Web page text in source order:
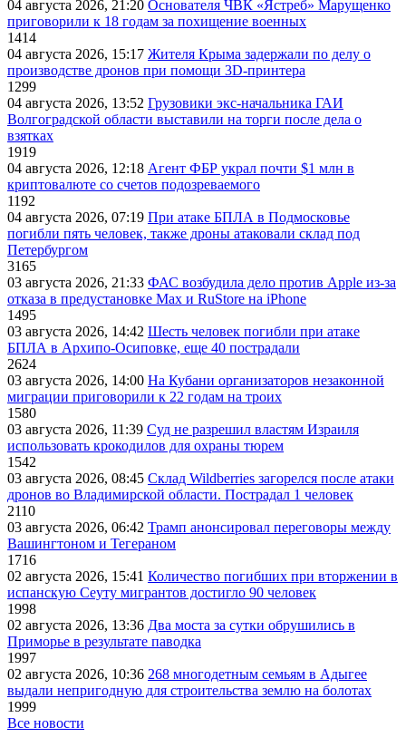
04 августа 2026, 21:20 Основателя ЧВК «Ястреб» Марущенко
приговорили к 18 годам за похищение военных
1414
04 августа 2026, 15:17 Жителя Крыма задержали по делу о
производстве дронов при помощи 3D‑принтера
1299
04 августа 2026, 13:52 Грузовики экс-начальника ГАИ
Волгоградской области выставили на торги после дела о
взятках
1919
04 августа 2026, 12:18 Агент ФБР украл почти $1 млн в
криптовалюте со счетов подозреваемого
1192
04 августа 2026, 07:19 При атаке БПЛА в Подмосковье
погибли пять человек, также дроны атаковали склад под
Петербургом
3165
03 августа 2026, 21:33 ФАС возбудила дело против Apple из-за
отказа в предустановке Max и RuStore на iPhone
1495
03 августа 2026, 14:42 Шесть человек погибли при атаке
БПЛА в Архипо-Осиповке, еще 40 пострадали
2624
03 августа 2026, 14:00 На Кубани организаторов незаконной
миграции приговорили к 22 годам на троих
1580
03 августа 2026, 11:39 Суд не разрешил властям Израиля
использовать крокодилов для охраны тюрем
1542
03 августа 2026, 08:45 Склад Wildberries загорелся после атаки
дронов во Владимирской области. Пострадал 1 человек
2110
03 августа 2026, 06:42 Трамп анонсировал переговоры между
Вашингтоном и Тегераном
1716
02 августа 2026, 15:41 Количество погибших при вторжении в
испанскую Сеуту мигрантов достигло 90 человек
1998
02 августа 2026, 13:36 Два моста за сутки обрушились в
Приморье в результате паводка
1997
02 августа 2026, 10:36 268 многодетным семьям в Адыгее
выдали непригодную для строительства землю на болотах
1999
Все новости